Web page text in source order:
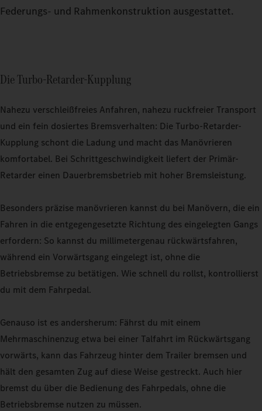
Federungs- und Rahmenkonstruktion ausgestattet.
Die Turbo-Retarder-Kupplung
Nahezu verschleißfreies Anfahren, nahezu ruckfreier Transport
und ein fein dosiertes Bremsverhalten: Die Turbo-Retarder-
Kupplung schont die Ladung und macht das Manövrieren
komfortabel. Bei Schrittgeschwindigkeit liefert der Primär-
Retarder einen Dauerbremsbetrieb mit hoher Bremsleistung.
Besonders präzise manövrieren kannst du bei Manövern, die ein
Fahren in die entgegengesetzte Richtung des eingelegten Gangs
erfordern: So kannst du millimetergenau rückwärtsfahren,
während ein Vorwärtsgang eingelegt ist, ohne die
Betriebsbremse zu betätigen. Wie schnell du rollst, kontrollierst
du mit dem Fahrpedal.
Genauso ist es andersherum: Fährst du mit einem
Mehrmaschinenzug etwa bei einer Talfahrt im Rückwärtsgang
vorwärts, kann das Fahrzeug hinter dem Trailer bremsen und
hält den gesamten Zug auf diese Weise gestreckt. Auch hier
bremst du über die Bedienung des Fahrpedals, ohne die
Betriebsbremse nutzen zu müssen.